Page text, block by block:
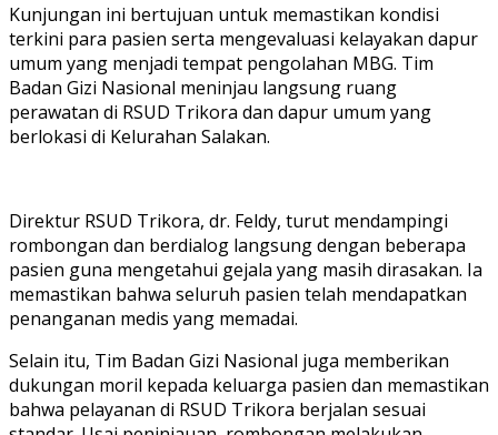
Kunjungan ini bertujuan untuk memastikan kondisi
terkini para pasien serta mengevaluasi kelayakan dapur
umum yang menjadi tempat pengolahan MBG. Tim
Badan Gizi Nasional meninjau langsung ruang
perawatan di RSUD Trikora dan dapur umum yang
berlokasi di Kelurahan Salakan.
Direktur RSUD Trikora, dr. Feldy, turut mendampingi
rombongan dan berdialog langsung dengan beberapa
pasien guna mengetahui gejala yang masih dirasakan. Ia
memastikan bahwa seluruh pasien telah mendapatkan
penanganan medis yang memadai.
Selain itu, Tim Badan Gizi Nasional juga memberikan
dukungan moril kepada keluarga pasien dan memastikan
bahwa pelayanan di RSUD Trikora berjalan sesuai